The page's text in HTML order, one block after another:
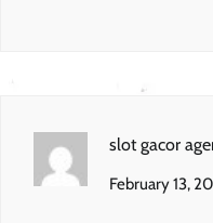
slot gacor
February 13,